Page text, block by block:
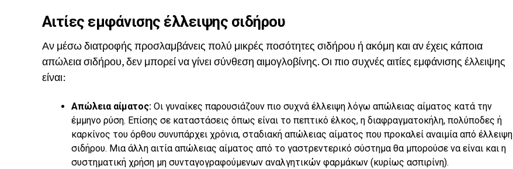
Αιτίες εμφάνισης έλλειψης σιδήρου
Αν μέσω διατροφής προσλαμβάνεις πολύ μικρές ποσότητες σιδήρου ή ακόμη και αν έχεις κάποια
απώλεια σιδήρου, δεν μπορεί να γίνει σύνθεση αιμογλοβίνης. Οι πιο συχνές αιτίες εμφάνισης έλλειψης
είναι:
Απώλεια αίματος: Οι γυναίκες παρουσιάζουν πιο συχνά έλλειψη λόγω απώλειας αίματος κατά την
έμμηνο ρύση. Επίσης σε καταστάσεις όπως είναι το πεπτικό έλκος, η διαφραγματοκήλη, πολύποδες ή
καρκίνος του όρθου συνυπάρχει χρόνια, σταδιακή απώλειας αίματος που προκαλεί αναιμία από έλλειψη
σιδήρου. Μια άλλη αιτία απώλειας αίματος από το γαστρεντερικό σύστημα θα μπορούσε να είναι και η
συστηματική χρήση μη συνταγογραφούμενων αναλγητικών φαρμάκων (κυρίως ασπιρίνη).